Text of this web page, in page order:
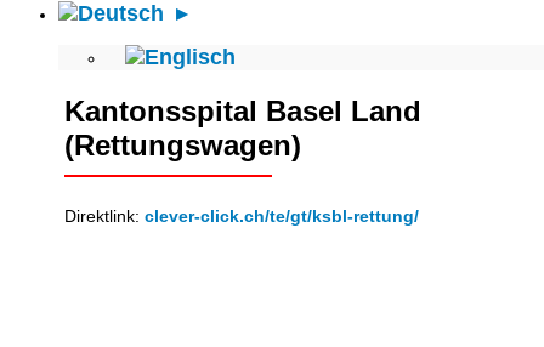
Kantonsspital Basel Land
(Rettungswagen)
Direktlink: clever-click.ch/te/gt/ksbl-rettung/